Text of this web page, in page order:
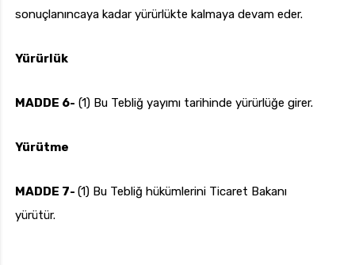
sonuçlanıncaya kadar yürürlükte kalmaya devam eder.
Yürürlük
MADDE 6- (1) Bu Tebliğ yayımı tarihinde yürürlüğe girer.
Yürütme
MADDE 7- (1) Bu Tebliğ hükümlerini Ticaret Bakanı
yürütür.